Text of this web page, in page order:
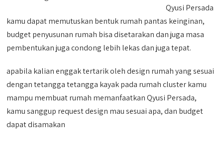
Qyusi Persada
kamu dapat memutuskan bentuk rumah pantas keinginan,
budget penyusunan rumah bisa disetarakan dan juga masa
pembentukan juga condong lebih lekas dan juga tepat.
apabila kalian enggak tertarik oleh design rumah yang sesuai
dengan tetangga tetangga kayak pada rumah cluster kamu
mampu membuat rumah memanfaatkan Qyusi Persada,
kamu sanggup request design mau sesuai apa, dan budget
dapat disamakan